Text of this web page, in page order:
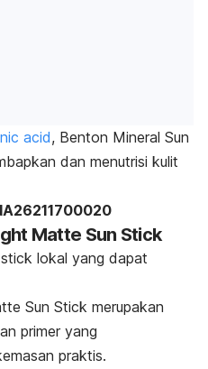
acid, Benton Mineral Sun
dan menutrisi kulit
Matte Sun Stick
stick lokal yang dapat
Sun Stick merupakan
primer yang
praktis.